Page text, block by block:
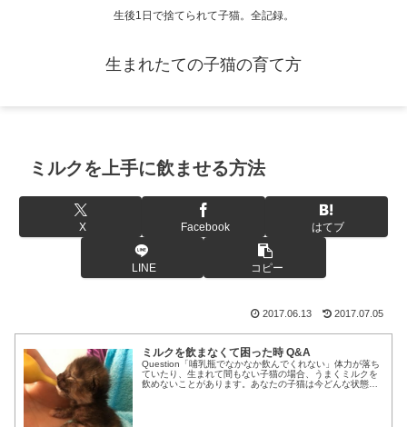
生後1日で捨てられて子猫。全記録。
生まれたての子猫の育て方
ミルクを上手に飲ませる方法
X Facebook はてブ
LINE コピー
2017.06.13 2017.07.05
ミルクを飲まなくて困った時 Q&A
Question「哺乳瓶でなかなか飲んでくれない」体力が落ち
ていたり、生まれて間もない子猫の場合、うまくミルクを
飲めないことがあります。あなたの子猫は今どんな状態で